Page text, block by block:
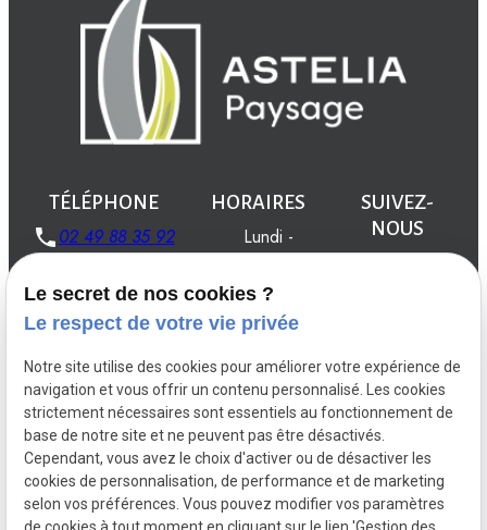
TÉLÉPHONE
02 49 88 35 92
HORAIRES
Lundi -
08:00 -
19:00
SUIVEZ-
NOUS
Créations Aménagements
Entretien du
jardin
Installations
Maçonnerie d'extérieur
Le secret de nos cookies ?
Le respect de votre vie privée
Notre site utilise des cookies pour améliorer votre expérience de
navigation et vous offrir un contenu personnalisé. Les cookies
strictement nécessaires sont essentiels au fonctionnement de
base de notre site et ne peuvent pas être désactivés.
Cependant, vous avez le choix d'activer ou de désactiver les
cookies de personnalisation, de performance et de marketing
selon vos préférences. Vous pouvez modifier vos paramètres